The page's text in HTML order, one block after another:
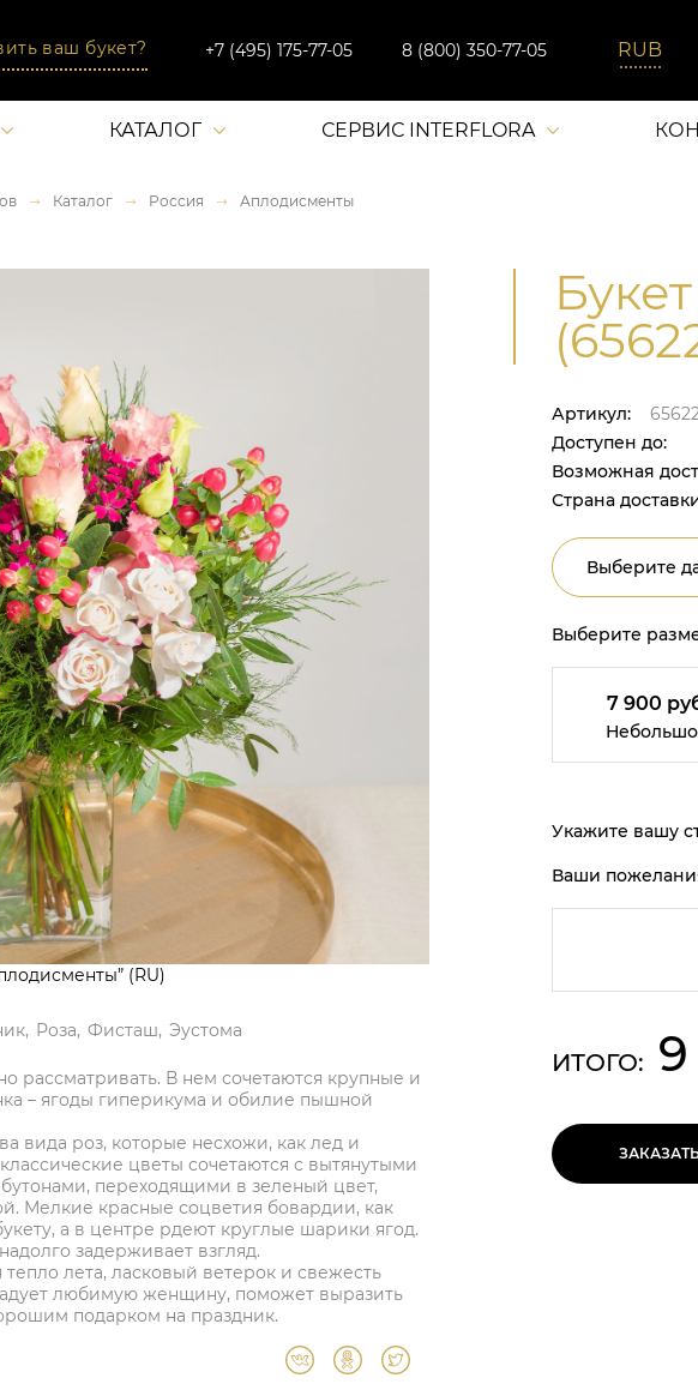
ваш букет? +7 (495) 175-77-05 8 (800) 350-77-05
КАТАЛОГ СЕРВИС INTERFLORA
Каталог Россия Аплодисменты
(RU)
Роза Фисташ Эустома
рассматривать. В нем сочетаются крупные и
– ягоды гиперикума и обилие пышной
вида роз, которые несхожи, как лед и
цветы сочетаются с вытянутыми
переходящими в зеленый цвет,
Мелкие красные соцветия бовардии, как
а в центре рдеют круглые шарики ягод.
задерживает взгляд.
лета, ласковый ветерок и свежесть
любимую женщину, поможет выразить
подарком на праздник.
Артикул:
Доступен до:
Возможная
Страна
Выберите
Выберите
7 900
Укажите вашу
Ваши
ИТОГО: